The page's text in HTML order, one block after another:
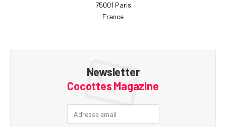
75001 Paris
France
Newsletter
Cocottes Magazine